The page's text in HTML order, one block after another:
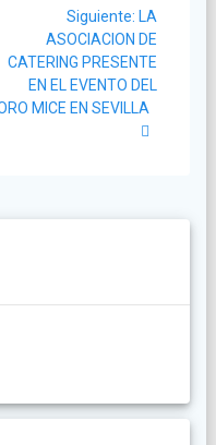
Siguiente: Siguiente
post:
LA
ASOCIACION DE
CATERING PRESENTE
EN EL EVENTO DEL
MICE EN SEVILLA